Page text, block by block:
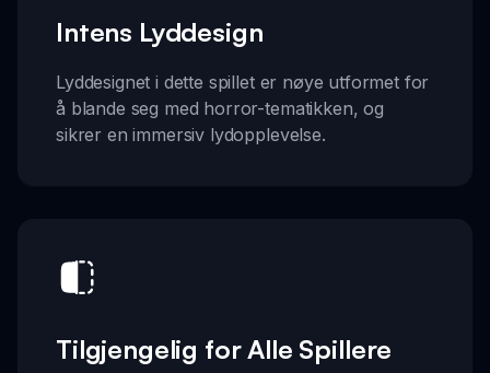
Intens Lyddesign
Lyddesignet i dette spillet er nøye utformet for
å blande seg med horror-tematikken, og
sikrer en immersiv lydopplevelse.
Tilgjengelig for Alle Spillere